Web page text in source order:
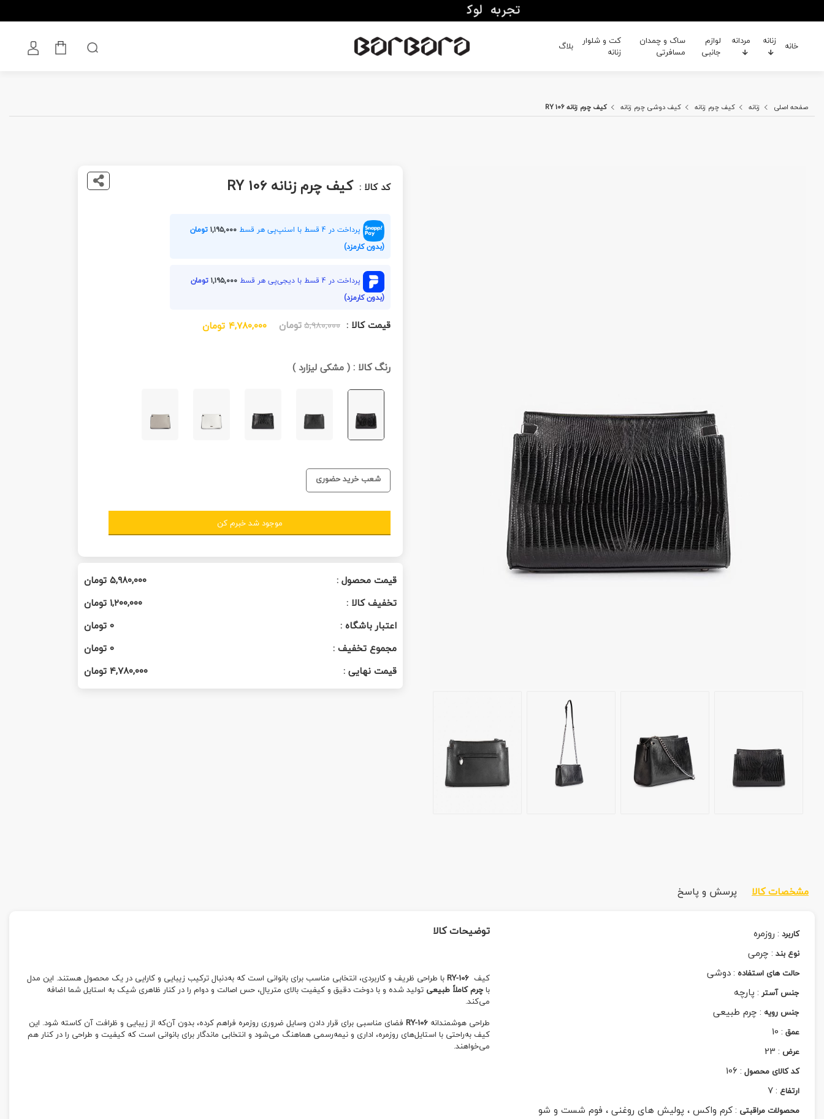
خانه زنانه مردانه
لوازم
جانبی
ساک و چمدان
مسافرتی
کت و شلوار
زنانه
بلاگ
صفحه اصلی زنانه کیف چرم زنانه کیف دوشی چرم زنانه کیف چرم زنانه RY 106
کد کالا : کیف چرم زنانه RY 106
پرداخت در 4 قسط با اسنپ‌پی هر قسط ۱,۱۹۵,۰۰۰تومان
(بدون کارمزد)
پرداخت در 4 قسط با دیجی‌پی هر قسط ۱,۱۹۵,۰۰۰تومان
(بدون کارمزد)
قیمت کالا : ۵,۹۸۰,۰۰۰تومان ۴,۷۸۰,۰۰۰ تومان
رنگ کالا :(مشکی لیزارد)
شعب خرید حضوری
موجود شد خبرم کن
قیمت محصول : ۵,۹۸۰,۰۰۰تومان
تخفیف کالا :
۱,۲۰۰,۰۰۰ تومان
اعتبار باشگاه :
0تومان
مجموع تخفیف :
0تومان
قیمت نهایی :
۴,۷۸۰,۰۰۰تومان
مشخصات کالا پرسش و پاسخ
کاربرد :روزمره
نوع بند :چرمی
حالت های استفاده :دوشی
جنس آستر :پارچه
جنس رویه :چرم طبیعی
عمق :
10
عرض :
23
کد کالای محصول :
106
ارتفاع :
7
محصولات مراقبتی :کرم واکس ، پولیش های روغنی ، فوم شست و شو
توضیحات کالا
کیف RY-106با طراحی ظریف و کاربردی، انتخابی مناسب برای بانوانی است که به‌دنبال ترکیب زیبایی و کارایی در یک محصول هستند. این مدل
باچرم کاملاً طبیعی تولید شده و با دوخت دقیق و کیفیت بالای متریال، حس اصالت و دوام را در کنار ظاهری شیک به استایل شما اضافه
می‌کند.
طراحی هوشمندانه RY-106فضای مناسبی برای قرار دادن وسایل ضروری روزمره فراهم کرده، بدون آن‌که از زیبایی و ظرافت آن کاسته شود. این
کیف به‌راحتی با استایل‌های روزمره، اداری و نیمه‌رسمی هماهنگ می‌شود و انتخابی ماندگار برای بانوانی است که کیفیت و طراحی را در کنار هم
می‌خواهند.